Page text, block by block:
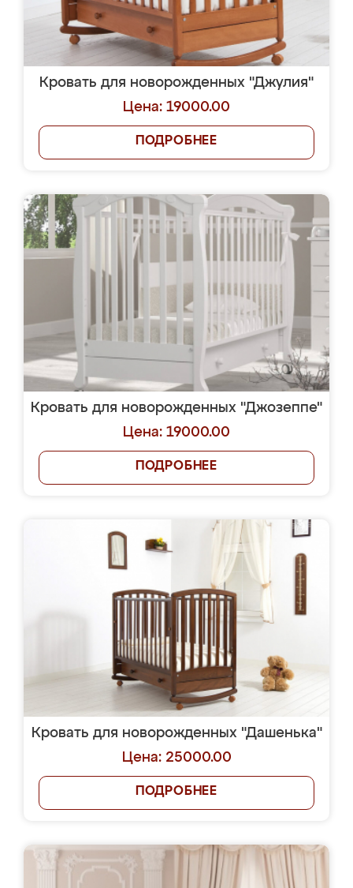
Кровать для новорожденных "Джулия"
Цена: 19000.00
ПОДРОБНЕЕ
Кровать для новорожденных "Джозеппе"
Цена: 19000.00
ПОДРОБНЕЕ
Кровать для новорожденных "Дашенька"
Цена: 25000.00
ПОДРОБНЕЕ